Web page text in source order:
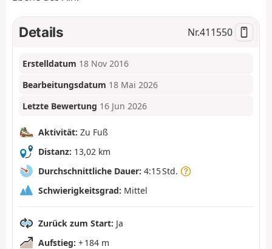
Details Nr.411550
Erstelldatum 18 Nov 2016
Bearbeitungsdatum 18 Mai 2026
Letzte Bewertung 16 Jun 2026
Aktivität: Zu Fuß
Distanz: 13,02 km
Durchschnittliche Dauer: 4:15 Std.
Schwierigkeitsgrad: Mittel
Zurück zum Start: Ja
Aufstieg: + 184 m